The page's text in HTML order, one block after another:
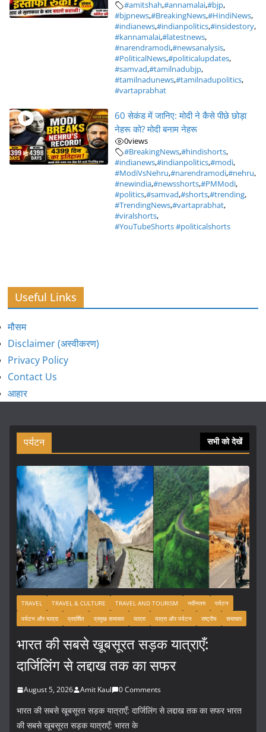
#amitshah,#annamalai,#bjp,
#bjpnews,#BreakingNews,#HindiNews,
#indianews,#indianpolitics,#insidestory,
#kannamalai,#latestnews,
#narendramodi,#newsanalysis,
#PoliticalNews,#politicalupdates,
#samvad,#tamilnadubjp,
#tamilnadunews,#tamilnadupolitics,
#vartaprabhat
60 सेकंड में जानिए: मोदी ने कैसे पीछे छोड़ा
नेहरू को? मोदी बनाम नेहरू
0views
#BreakingNews,#hindishorts,
#indianews,#indianpolitics,#modi,
#ModiVsNehru,#narendramodi,#nehru,
#newindia,#newsshorts,#PMModi,
#politics,#samvad,#shorts,#trending,
#TrendingNews,#vartaprabhat,
#viralshorts,
#YouTubeShorts #politicalshorts
Useful Links
मौसम
Disclaimer (अस्वीकरण)
Privacy Policy
Contact Us
आहार
पर्यटन सभी को देखें
TRAVEL TRAVEL & CULTURE TRAVEL AND TOURISM नवीनतम
पर्यटन
पर्यटन और यात्रा
प्रदर्शित प्रमुख समाचार यात्रा यात्रा और पर्यटन राष्ट्रीय समाचार
भारत की सबसे खूबसूरत सड़क यात्राएँ:
दार्जिलिंग से लद्दाख तक का सफर
August 5, 2026 Amit Kaul 0 Comments
भारत की सबसे खूबसूरत सड़क यात्राएँ: दार्जिलिंग से लद्दाख तक का सफर भारत
की सबसे खूबसूरत सड़क यात्राएँ: भारत के